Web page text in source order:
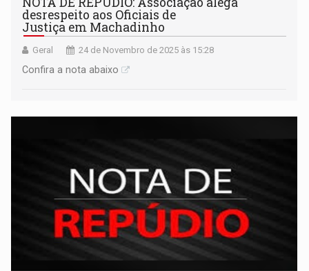
desrespeito aos Oficiais de
Justiça em Machadinho
Geral 24 de Novembro de 2025 às 15:28
Confira a nota abaixo